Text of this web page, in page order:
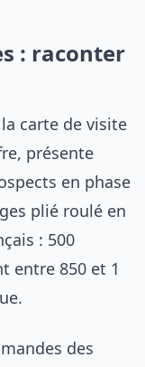
: raconter
carte de visite
présente
en phase
plié roulé en
: 500
entre 850 et 1
des